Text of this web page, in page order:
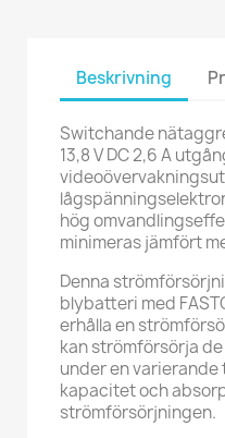
Beskrivning
Switchande
13,8 V DC 2,6 A
hög
minimeras jämfört
Denna
blybatteri med
erhålla en
kan strömförsörja
under en
kapacitet och
strömförsörjningen.